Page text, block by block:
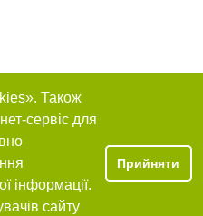
Також
сервіс для
інформації.
сайту
Прийняти